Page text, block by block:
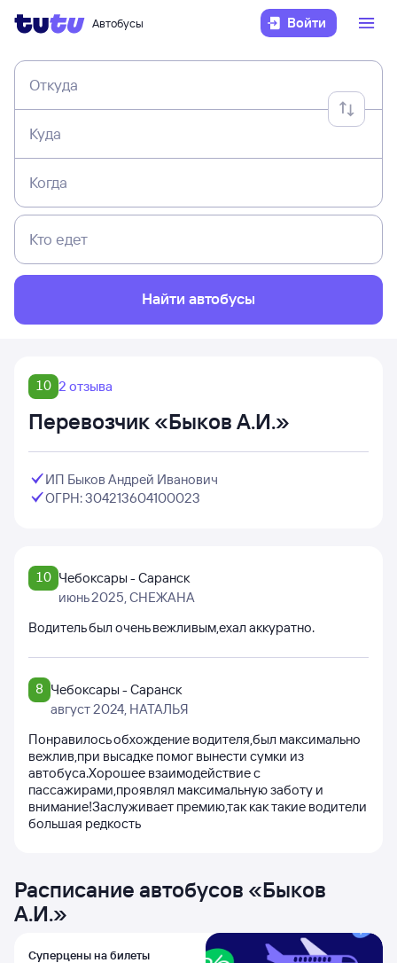
Автобусы Войти
Откуда
Куда
Когда
Кто едет
Найти автобусы
10 2 отзыва
Перевозчик «Быков А.И.»
ИП Быков Андрей Иванович
ОГРН: 304213604100023
Расписание автобусов «Быков
А.И.»
Суперцены на билеты
10 Чебоксары - Саранск
июнь 2025, СНЕЖАНА
Водитель был очень вежливым,ехал аккуратно.
8 Чебоксары - Саранск
август 2024, НАТАЛЬЯ
Понравилось обхождение водителя,был максимально
вежлив,при высадке помог вынести сумки из
автобуса.Хорошее взаимодействие с
пассажирами,проявлял максимальную заботу и
внимание!Заслуживает премию,так как такие водители
большая редкость